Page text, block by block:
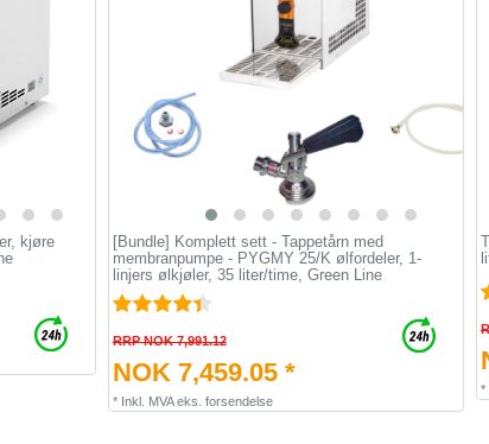
kjøre
[Bundle] Komplett sett - Tappetårn med
membranpumpe - PYGMY 25/K ølfordeler, 1-
linjers ølkjøler, 35 liter/time, Green Line
RRP NOK 7,991.12
NOK 7,459.05 *
* Inkl. MVAeks. forsendelse
*